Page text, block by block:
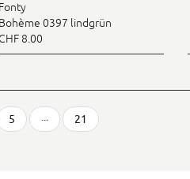
Fonty
Bohème 0397 lindgrün
CHF 8.00
5 ··· 21